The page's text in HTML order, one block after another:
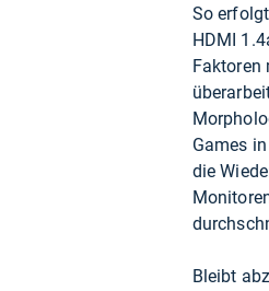
So
HDMI
Faktoren
Games
die
Bleibt